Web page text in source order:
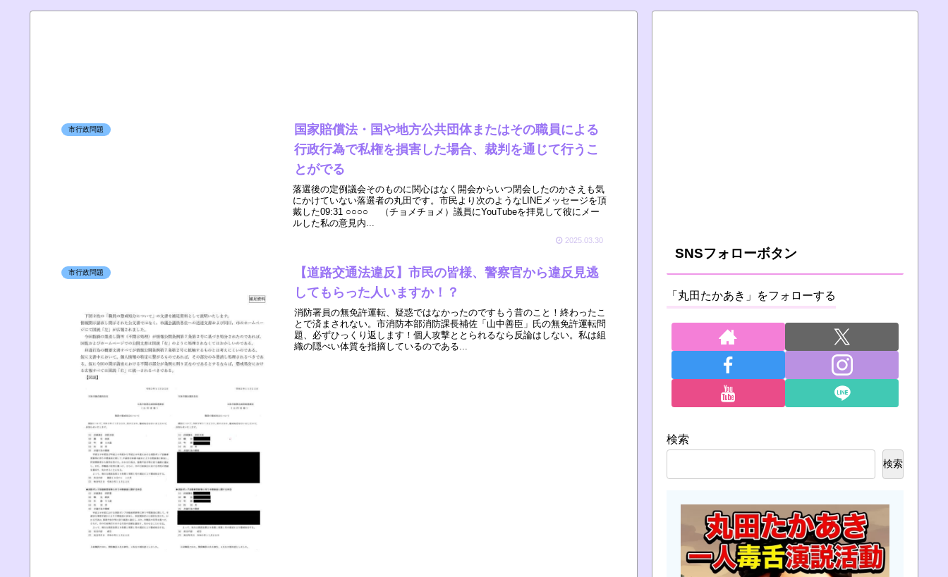
市行政問題
国家賠償法・国や地方公共団体またはその職員による
行政行為で私権を損害した場合、裁判を通じて行うこ
とがでる
落選後の定例議会そのものに関心はなく開会からいつ閉会したのかさえも気
にかけていない落選者の丸田です。市民より次のようなLINEメッセージを頂
戴した09:31 ○○○○ （チョメチョメ）議員にYouTubeを拝見して彼にメー
ルした私の意見内...
2025.03.30
市行政問題
【道路交通法違反】市民の皆様、警察官から違反見逃
してもらった人いますか！？
消防署員の無免許運転、疑惑ではなかったのですもう昔のこと！終わったこ
とで済まされない。市消防本部消防課長補佐「山中善臣」氏の無免許運転問
題、必ずひっくり返します！個人攻撃ととられるなら反論はしない。私は組
織の隠ぺい体質を指摘しているのである...
SNSフォローボタン
「丸田たかあき」をフォローする
検索
検索